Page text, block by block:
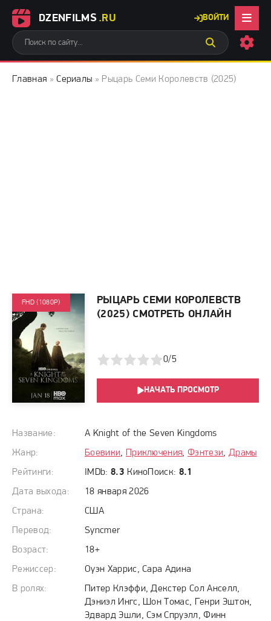
DZENFILMS .RU ВОЙТИ
Главная »Сериалы » Рыцарь Семи Королевств (2025)
РЫЦАРЬ СЕМИ КОРОЛЕВСТВ
(2025) СМОТРЕТЬ ОНЛАЙН
Название:
A Knight of the Seven Kingdoms
Жанр:
Боевики, Приключения, Фэнтези, Драмы
Рейтинги:
IMDb: 8.3 КиноПоиск: 8.1
Дата выхода:
18 января 2026
Страна:
США
Перевод:
Syncmer
Возраст:
18+
Режиссер:
Оуэн Харрис, Сара Адина
В ролях:
Питер Клэффи, Декстер Сол Анселл,
Дэниэл Ингс, Шон Томас, Генри Эштон,
Эдвард Эшли, Сэм Спруэлл, Финн
FHD (1080P)
1 2 3 4 0/5
НАЧАТЬ ПРОСМОТР